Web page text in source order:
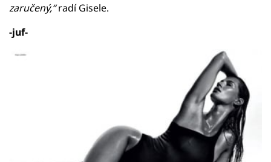
zaručený,“radí Gisele.
-juf-